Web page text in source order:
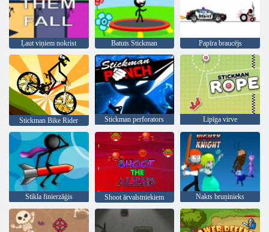
Ļaut viņiem nokrist Batuts Stickman Papīra braucējs
Stickman Bike Rider Stickman perforators Lipīga virve
Stikla finierzāģis Shoot ārvalstniekiem Nakts bruņinieks